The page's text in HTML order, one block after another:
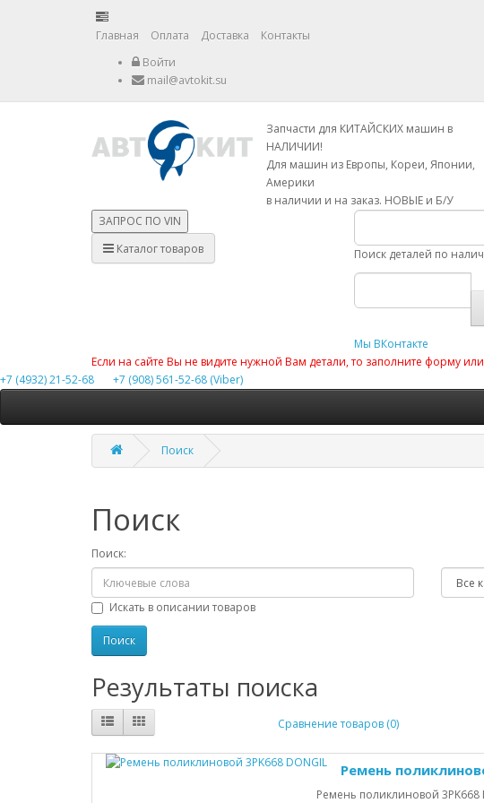
Главная Оплата Доставка
Контакты
Войти
mail@avtokit.su
Запчасти для КИТАЙСКИХ машин в
НАЛИЧИИ!
Для машин из Европы, Кореи, Японии,
Америки
в наличии и на заказ. НОВЫЕ и Б/У
ЗАПРОС ПО VIN
Каталог товаров
Поиск деталей по
Мы ВКонтакте
Если на сайте Вы не видите нужной Вам детали, то заполните форму
+7 (4932) 21-52-68
+7 (908) 561-52-68 (Viber)
Поиск
Поиск
Поиск:
Искать в описании товаров
Результаты поиска
Сравнение товаров (0)
Ремень
Ремень поликлиновой 3PK668